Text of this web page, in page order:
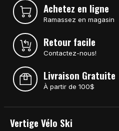
Achetez en ligne
Ramassez en magasin
Retour facile
Contactez-nous!
Livraison Gratuite
À partir de 100$
Vertige Vélo Ski